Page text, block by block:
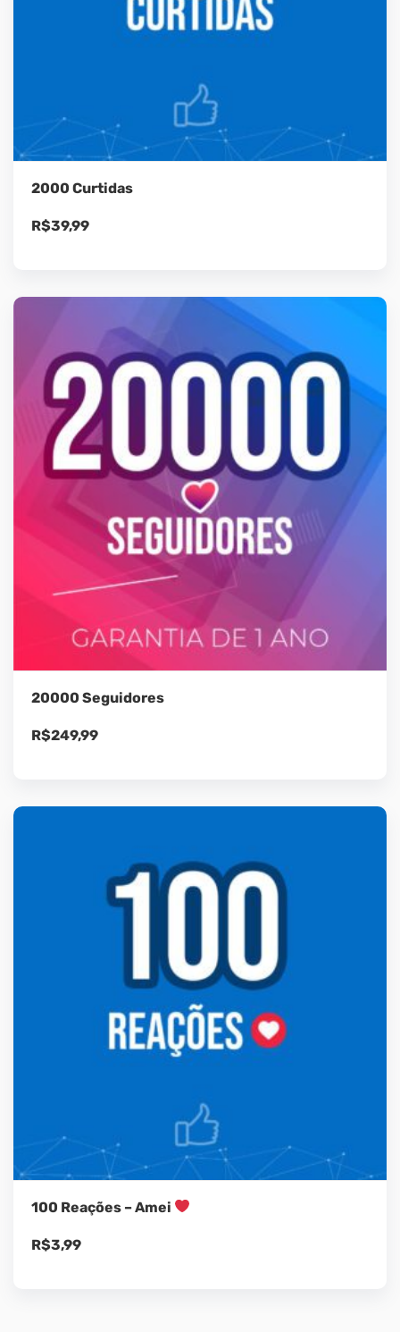
2000 Curtidas
R$39,99
20000 Seguidores
R$249,99
100 Reações – Amei
R$3,99